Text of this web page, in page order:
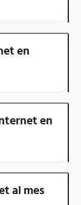
en
en
al mes